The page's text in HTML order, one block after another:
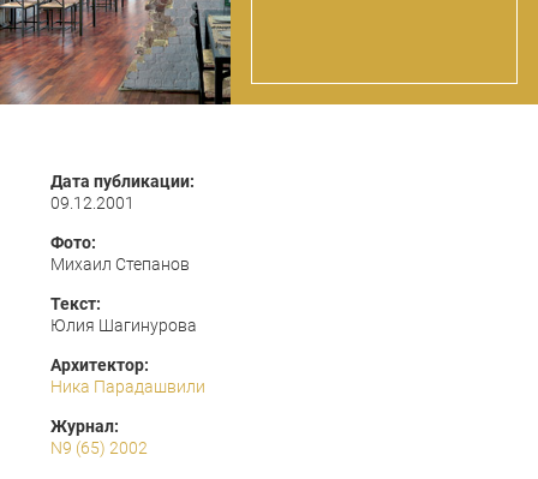
Дата публикации:
09.12.2001
Фото:
Михаил Степанов
Текст:
Юлия Шагинурова
Архитектор:
Ника Парадашвили
Журнал:
N9 (65) 2002